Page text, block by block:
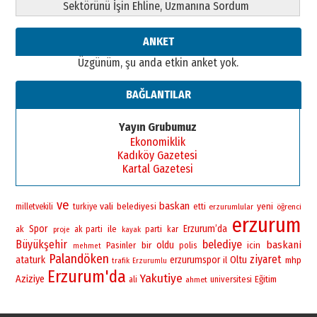
26 Mart 2026 Perşembe
gönül adamı Faruk Terzioğlu!
bir vizyon proje daha!
02 Ağustos 2026 Pazar
Sektörünü İşin Ehline, Uzmanına Sordum
ANKET
Üzgünüm, şu anda etkin anket yok.
BAĞLANTILAR
Yayın Grubumuz
Ekonomiklik
Kadıköy Gazetesi
Kartal Gazetesi
milletvekili ve turkiye vali belediyesi baskan etti erzurumlular yeni öğrenci
ak Spor proje ak parti ile kayak parti kar Erzurum’da erzurum
Büyükşehir mehmet Pasinler bir oldu polis belediye icin baskani
ataturk Palandöken trafik Erzurumlu erzurumspor il Oltu ziyaret mhp
Aziziye Erzurum'da ali Yakutiye ahmet universitesi Eğitim